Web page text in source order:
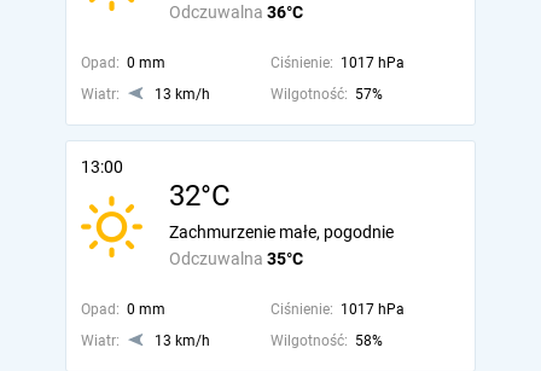
Odczuwalna 36°C
Opad: 0 mm Ciśnienie: 1017 hPa
Wiatr:
13 km/h Wilgotność: 57%
13:00
32°C
Odczuwalna 35°C
Zachmurzenie małe, pogodnie
Opad: 0 mm Ciśnienie: 1017 hPa
Wiatr:
13 km/h Wilgotność: 58%